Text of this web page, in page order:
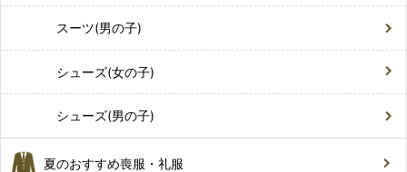
スーツ(男の子)
シューズ(女の子)
シューズ(男の子)
夏のおすすめ喪服・礼服